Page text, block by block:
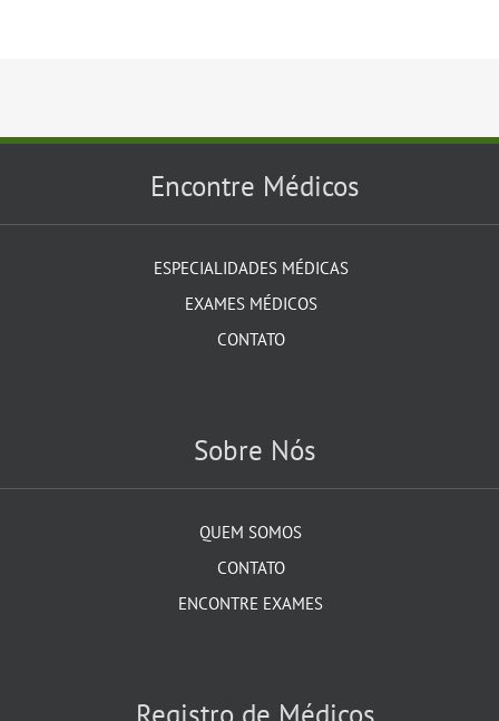
Encontre Médicos
ESPECIALIDADES MÉDICAS
EXAMES MÉDICOS
CONTATO
Sobre Nós
QUEM SOMOS
CONTATO
ENCONTRE EXAMES